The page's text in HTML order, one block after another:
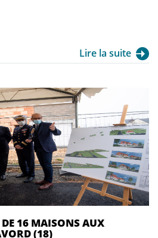
Lire la suite
DE 16 MAISONS AUX
(18)